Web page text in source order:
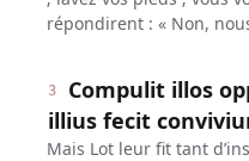
répondirent : « Non,
3
Compulit illos
illius fecit
Mais Lot leur fit tant